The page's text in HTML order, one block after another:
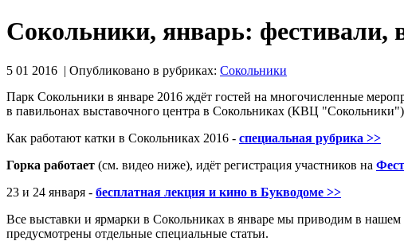
Сокольники, январь: фестивали,
5 01 2016 | Опубликовано в рубриках: Сокольники
Парк Сокольники в январе 2016 ждёт гостей на многочисленные
в павильонах выставочного центра в Сокольниках (КВЦ
Как работают катки в Сокольниках 2016 - специальная рубрика >>
Горка работает (см. видео ниже), идёт регистрация участников на
23 и 24 января - бесплатная лекция и кино в Букводоме >>
Все выставки и ярмарки в Сокольниках в январе мы приводим в нашем
предусмотрены отдельные специальные статьи.